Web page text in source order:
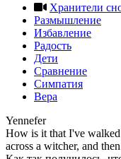
Хранители
Размышление
Избавление
Радость
Дети
Сравнение
Симпатия
Вера
Yennefer
How is it that I've
across a witcher, and